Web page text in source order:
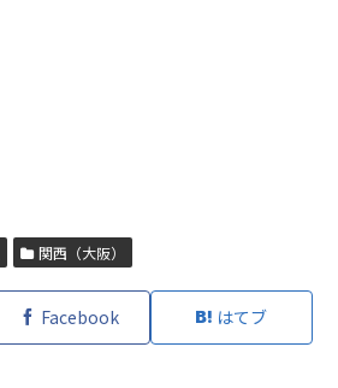
関西（大阪）
Facebook はてブ